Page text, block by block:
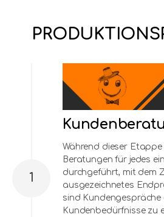
Während dieser
Beratungen für jedes
durchgeführt, mit dem
ausgezeichnetes
sind Kundengespräche
Kundenbedürfnisse zu
1